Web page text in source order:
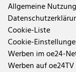
Allgemeine
Cookie-Liste
Cookie-
Werben im oe24-
Werben auf oe24TV